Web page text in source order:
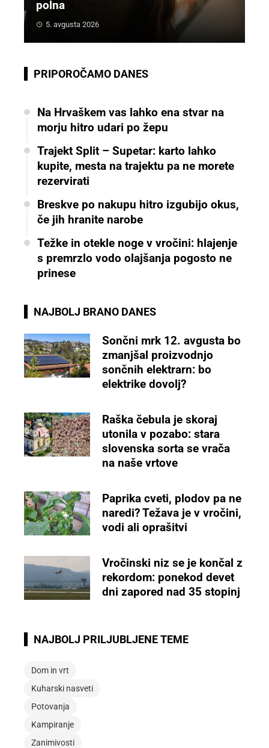
polna
5. avgusta 2026
PRIPOROČAMO DANES
Na Hrvaškem vas lahko ena stvar na
morju hitro udari po žepu
Trajekt Split – Supetar: karto lahko
kupite, mesta na trajektu pa ne morete
rezervirati
Breskve po nakupu hitro izgubijo okus,
če jih hranite narobe
Težke in otekle noge v vročini: hlajenje
s premrzlo vodo olajšanja pogosto ne
prinese
NAJBOLJ BRANO DANES
Sončni mrk 12. avgusta bo
zmanjšal proizvodnjo
sončnih elektrarn: bo
elektrike dovolj?
Raška čebula je skoraj
utonila v pozabo: stara
slovenska sorta se vrača
na naše vrtove
Paprika cveti, plodov pa ne
naredi? Težava je v vročini,
vodi ali oprašitvi
Vročinski niz se je končal z
rekordom: ponekod devet
dni zapored nad 35 stopinj
NAJBOLJ PRILJUBLJENE TEME
Dom in vrt
Kuharski nasveti
Potovanja
Kampiranje
Zanimivosti